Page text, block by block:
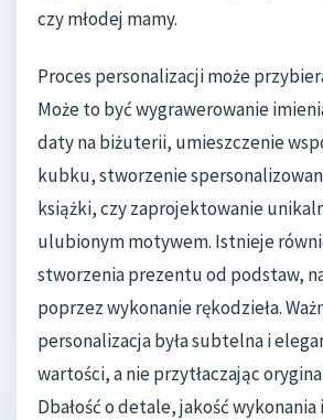
czy młodej mamy.
Proces personalizacji może
Może to być wygrawerowanie
daty na biżuterii, umieszczenie
kubku, stworzenie
książki, czy zaprojektowanie
ulubionym motywem. Istnieje
stworzenia prezentu od podstaw,
poprzez wykonanie rękodzieła.
personalizacja była subtelna i
wartości, a nie przytłaczając
Dbałość o detale, jakość